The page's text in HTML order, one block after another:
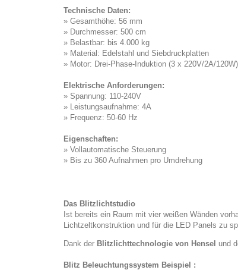
Technische Daten:
» Gesamthöhe: 56 mm
» Durchmesser: 500 cm
» Belastbar: bis 4.000 kg
» Material: Edelstahl und Siebdruckplatten
» Motor: Drei-Phase-Induktion (3 x 220V/2A/120W)
Elektrische Anforderungen:
» Spannung: 110-240V
» Leistungsaufnahme: 4A
» Frequenz: 50-60 Hz
Eigenschaften:
» Vollautomatische Steuerung
» Bis zu 360 Aufnahmen pro Umdrehung
Das Blitzlichtstudio
Ist bereits ein Raum mit vier weißen Wänden
Lichtzeltkonstruktion und für die LED Panels zu
Dank der Blitzlichttechnologie von Hensel und
Blitz Beleuchtungssystem Beispiel :